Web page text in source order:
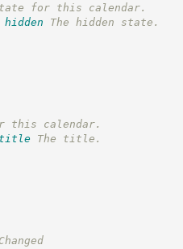
for this calendar.
hidden
The hidden state.
calendar.
title
The title.